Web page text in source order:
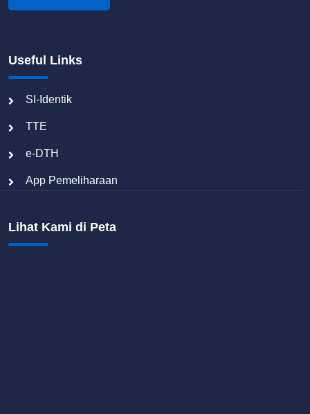
Useful Links
SI-Identik
TTE
e-DTH
App Pemeliharaan
Lihat Kami di Peta